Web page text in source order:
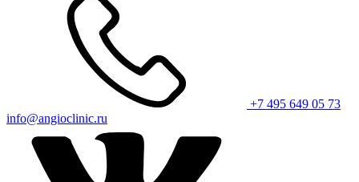
+7 495 649 05 73
info@angioclinic.ru